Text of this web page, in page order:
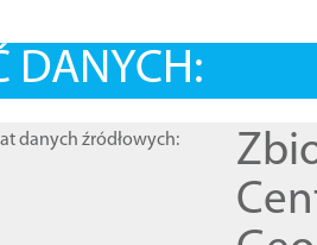
DANYCH:
danych źródłowych: